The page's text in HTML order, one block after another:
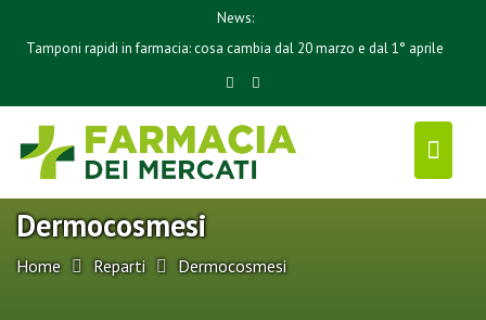
o
News:
Tamponi rapidi in farmacia: cosa cambia dal 20 marzo e dal 1° aprile
Dermocosmesi
Home Reparti Dermocosmesi